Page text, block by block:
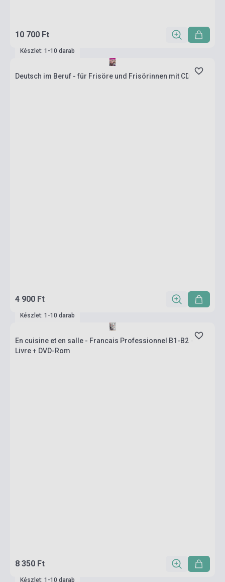
10 700 Ft
Készlet: 1-10 darab
Deutsch im Beruf - für Frisöre und Frisörinnen mit CD
4 900 Ft
Készlet: 1-10 darab
En cuisine et en salle - Francais Professionnel B1-B2 -
Livre + DVD-Rom
8 350 Ft
Készlet: 1-10 darab